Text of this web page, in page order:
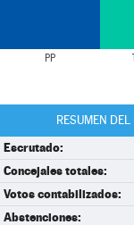
PP
RESUMEN
Escrutado:
Concejales totales:
Votos contabilizados:
Abstenciones: